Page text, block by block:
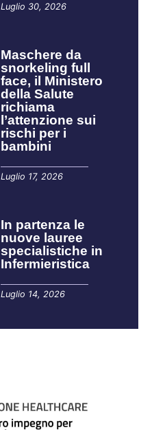
Luglio 30, 2026
Maschere da
snorkeling full
face, il Ministero
della Salute
richiama
l’attenzione sui
rischi per i
bambini
Luglio 17, 2026
In partenza le
nuove lauree
specialistiche in
Infermieristica
Luglio 14, 2026